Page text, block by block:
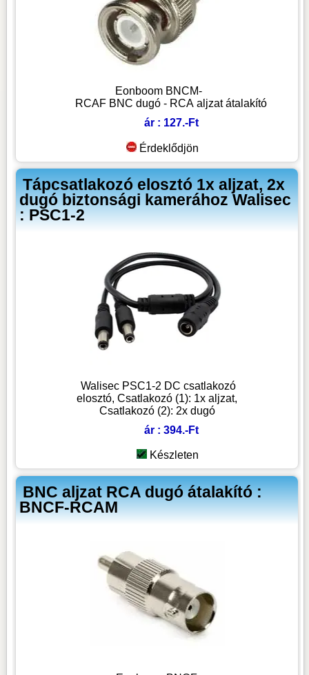
Eonboom BNCM-
RCAF BNC dugó - RCA aljzat átalakító
ár : 127.-Ft
Érdeklődjön
Tápcsatlakozó elosztó 1x aljzat, 2x
dugó biztonsági kamerához Walisec
: PSC1-2
Walisec PSC1-2 DC csatlakozó
elosztó, Csatlakozó (1): 1x aljzat,
Csatlakozó (2): 2x dugó
ár : 394.-Ft
Készleten
BNC aljzat RCA dugó átalakító :
BNCF-RCAM